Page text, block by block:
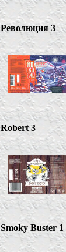
Революция 3
Robert 3
Smoky Buster 1